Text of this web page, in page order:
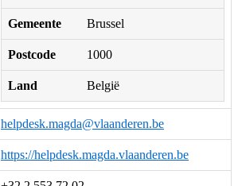
Gemeente Brussel
Postcode 1000
Land België
helpdesk.magda@vlaanderen.be
https://helpdesk.magda.vlaanderen.be